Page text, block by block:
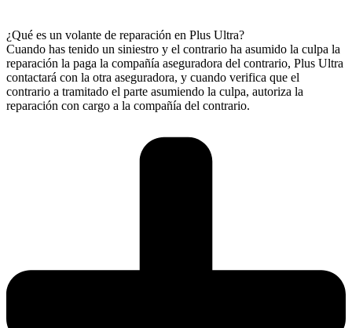
¿Qué es un volante de reparación en Plus Ultra?
Cuando has tenido un siniestro y el contrario ha asumido la culpa la
reparación la paga la compañía aseguradora del contrario, Plus Ultra
contactará con la otra aseguradora, y cuando verifica que el
contrario a tramitado el parte asumiendo la culpa, autoriza la
reparación con cargo a la compañía del contrario.